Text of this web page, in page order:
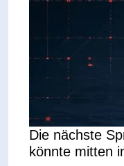
Die nächste
könnte mitten